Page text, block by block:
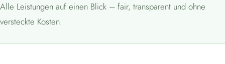
Alle Leistungen auf einen Blick – fair, transparent und ohne
versteckte Kosten.